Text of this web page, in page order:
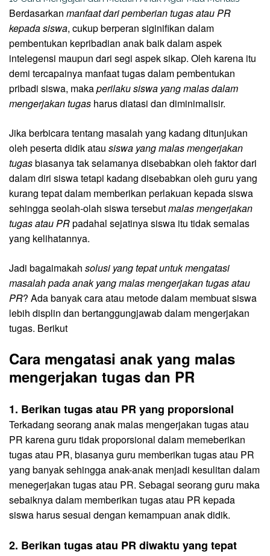
Berdasarkan manfaat dari pemberian tugas atau PR
kepada siswa, cukup berperan siginifikan dalam
pembentukan kepribadian anak baik dalam aspek
intelegensi maupun dari segi aspek sikap. Oleh karena itu
demi tercapainya manfaat tugas dalam pembentukan
pribadi siswa, makaperilaku siswa yang malas dalam
mengerjakan tugas harus diatasi dan diminimalisir.
Jika berbicara tentang masalah yang kadang ditunjukan
oleh peserta didik atau siswa yang malas mengerjakan
tugasbiasanya tak selamanya disebabkan oleh faktor dari
dalam diri siswa tetapi kadang disebabkan oleh guru yang
kurang tepat dalam memberikan perlakuan kepada siswa
sehingga seolah-olah siswa tersebutmalas mengerjakan
tugas atau PRpadahal sejatinya siswa itu tidak semalas
yang kelihatannya.
Jadi bagaimakah solusi yang tepat untuk mengatasi
masalah pada anak yang malas mengerjakan tugas atau
PR? Ada banyak cara atau metode dalam membuat siswa
lebih displin dan bertanggungjawab dalam mengerjakan
tugas. Berikut
Cara mengatasi anak yang malas
mengerjakan tugas dan PR
1. Berikan tugas atau PR yang proporsional
Terkadang seorang anak malas mengerjakan tugas atau
PR karena guru tidak proporsional dalam memeberikan
tugas atau PR, biasanya guru memberikan tugas atau PR
yang banyak sehingga anak-anak menjadi kesulitan dalam
menegerjakan tugas atau PR. Sebagai seorang guru maka
sebaiknya dalam memberikan tugas atau PR kepada
siswa harus sesuai dengan kemampuan anak didik.
2. Berikan tugas atau PR diwaktu yang tepat